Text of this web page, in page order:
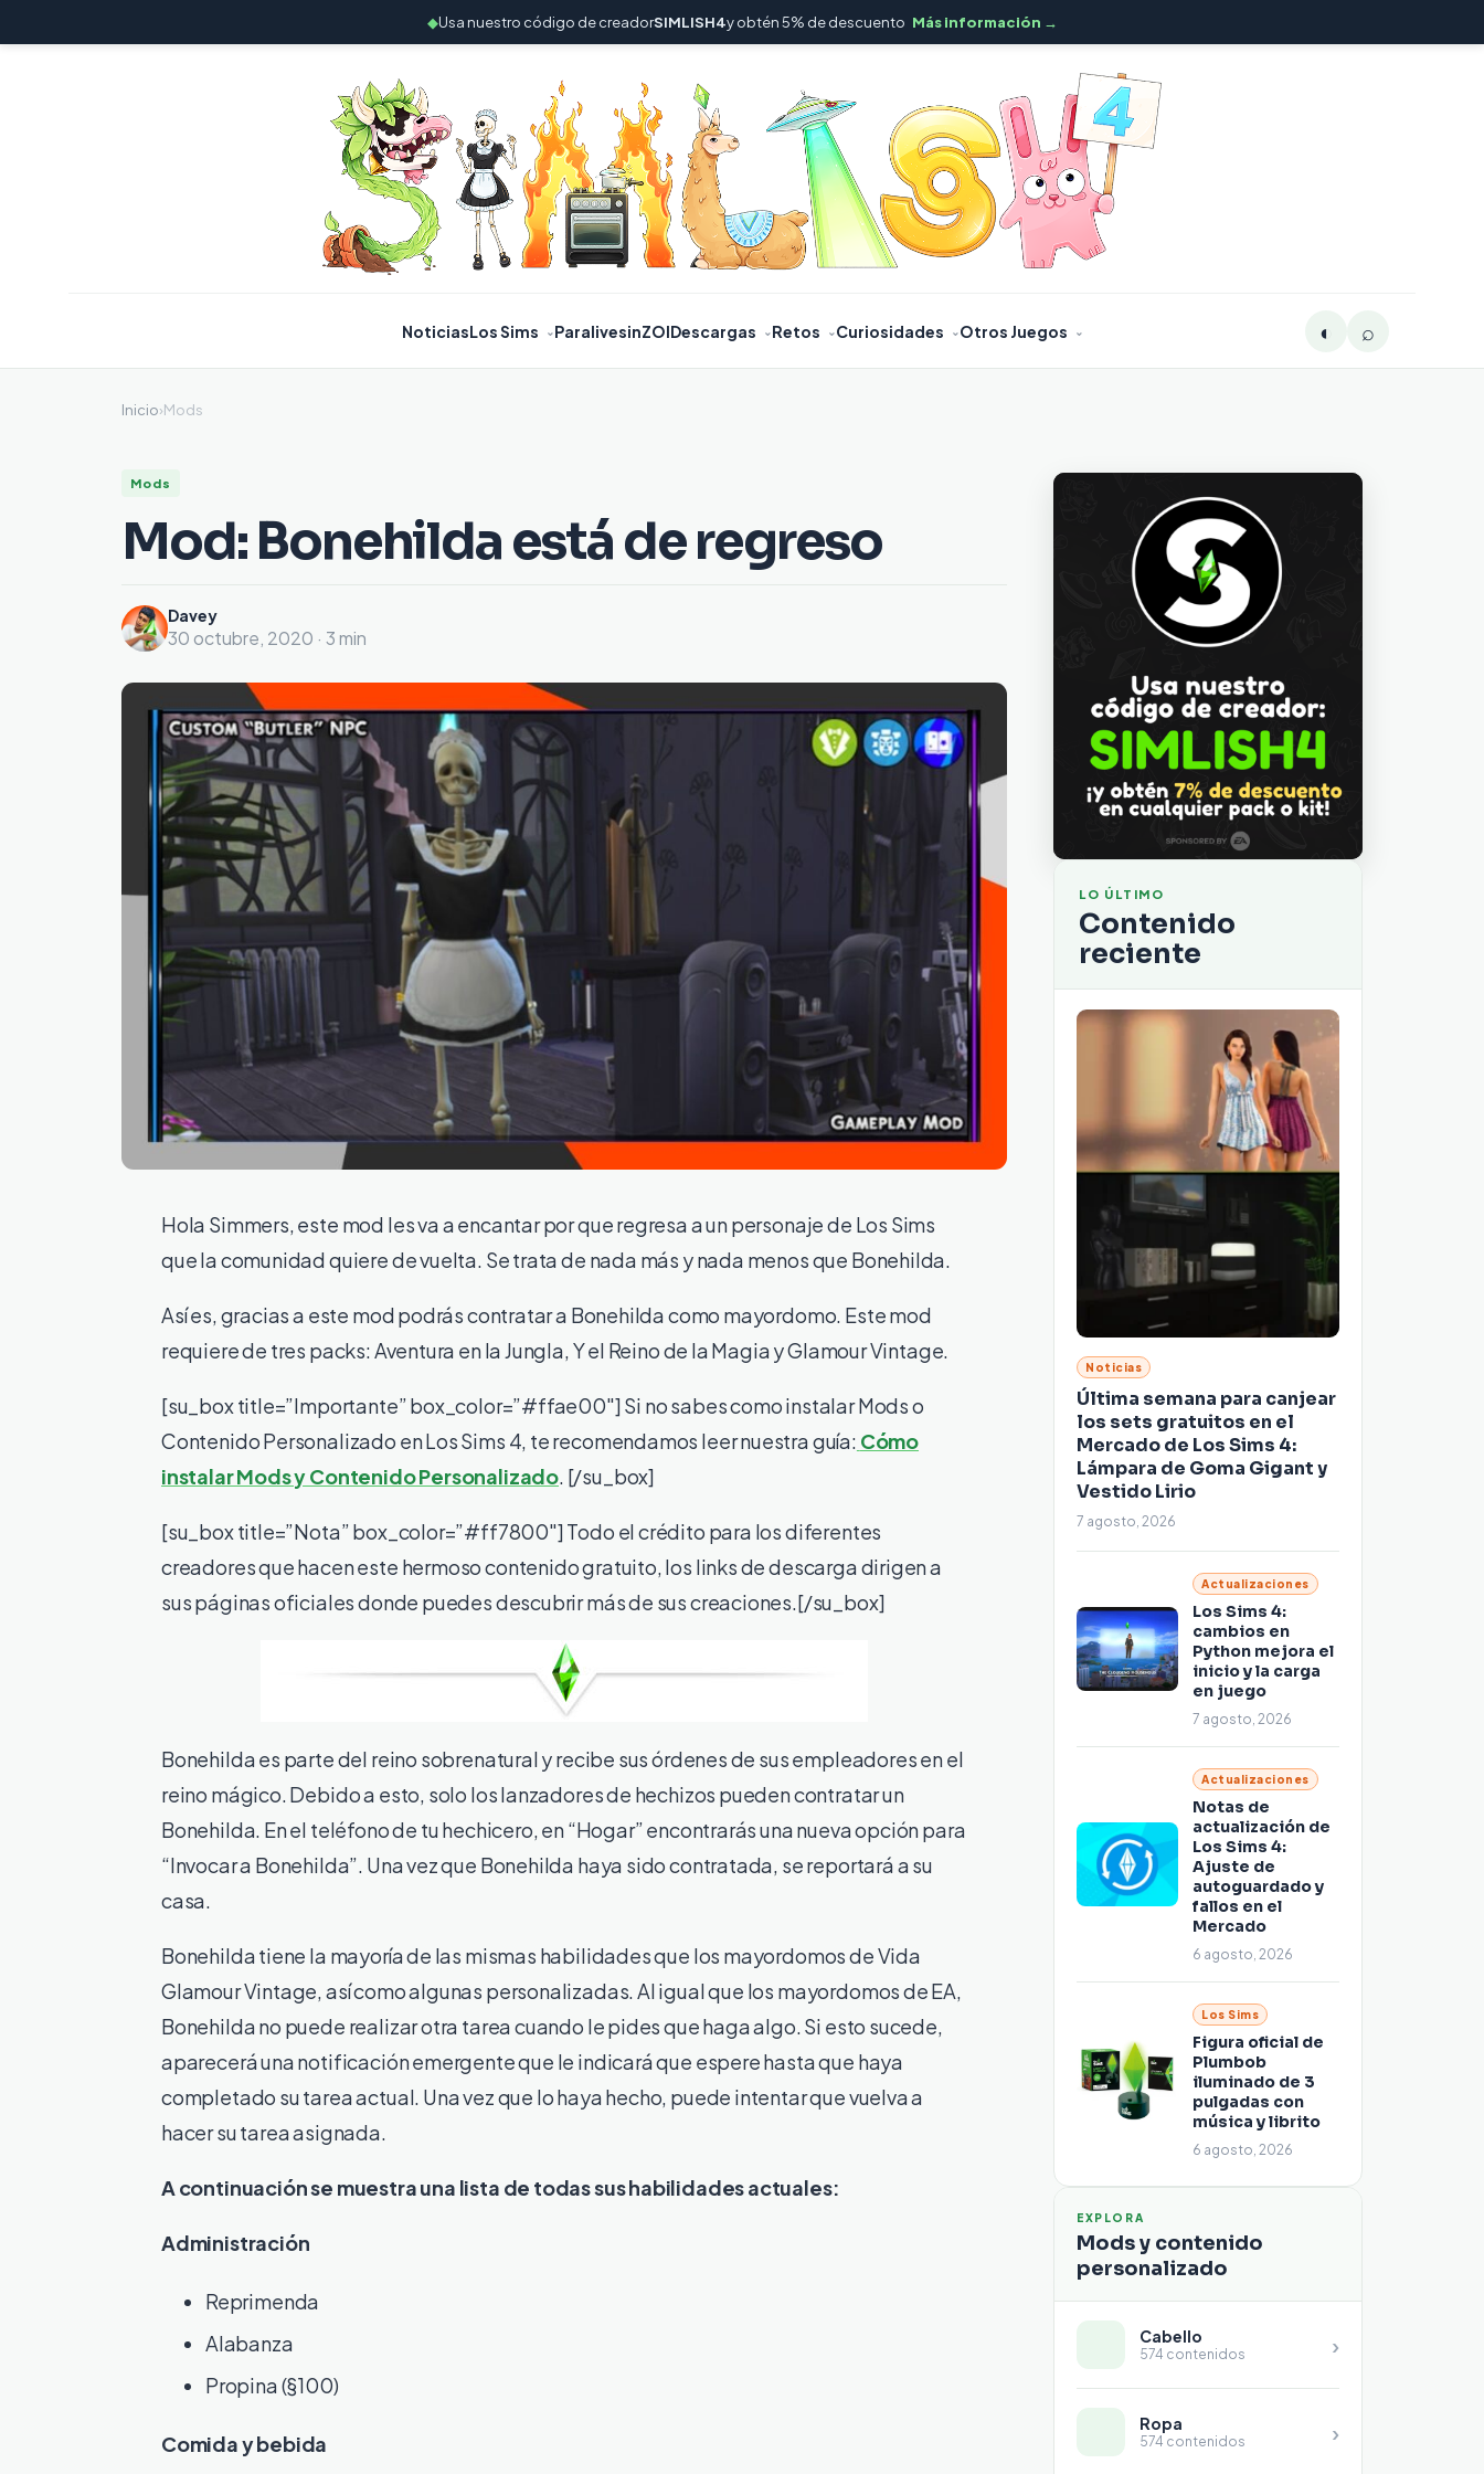
◆Usa nuestro código de creadorSIMLISH4y obtén 5% de descuento Más información →
NoticiasLos Sims ParalivesinZOIDescargas Retos Curiosidades Otros Juegos ◐ ⌕
Inicio›Mods
Mods
Mod: Bonehilda está de regreso
Davey
30 octubre, 2020 · 3 min
Hola Simmers, este mod les va a encantar por que regresa a un personaje de Los Sims
que la comunidad quiere de vuelta. Se trata de nada más y nada menos que Bonehilda.
Así es, gracias a este mod podrás contratar a Bonehilda como mayordomo. Este mod
requiere de tres packs: Aventura en la Jungla, Y el Reino de la Magia y Glamour Vintage.
[su_box title=”Importante” box_color=”#ffae00″] Si no sabes como instalar Mods o
Contenido Personalizado en Los Sims 4, te recomendamos leer nuestra guía: Cómo
instalar Mods y Contenido Personalizado. [/su_box]
[su_box title=”Nota” box_color=”#ff7800″] Todo el crédito para los diferentes
creadores que hacen este hermoso contenido gratuito, los links de descarga dirigen a
sus páginas oficiales donde puedes descubrir más de sus creaciones.[/su_box]
Bonehilda es parte del reino sobrenatural y recibe sus órdenes de sus empleadores en el
reino mágico. Debido a esto, solo los lanzadores de hechizos pueden contratar un
Bonehilda. En el teléfono de tu hechicero, en “Hogar” encontrarás una nueva opción para
“Invocar a Bonehilda”. Una vez que Bonehilda haya sido contratada, se reportará a su
casa.
Bonehilda tiene la mayoría de las mismas habilidades que los mayordomos de Vida
Glamour Vintage, así como algunas personalizadas. Al igual que los mayordomos de EA,
Bonehilda no puede realizar otra tarea cuando le pides que haga algo. Si esto sucede,
aparecerá una notificación emergente que le indicará que espere hasta que haya
completado su tarea actual. Una vez que lo haya hecho, puede intentar que vuelva a
hacer su tarea asignada.
A continuación se muestra una lista de todas sus habilidades actuales:
Administración
Reprimenda
Alabanza
Propina (§100)
Comida y bebida
LO ÚLTIMO
Contenido
reciente
Noticias
Última semana para canjear
los sets gratuitos en el
Mercado de Los Sims 4:
Lámpara de Goma Gigant y
Vestido Lirio
7 agosto, 2026
Actualizaciones
Los Sims 4:
cambios en
Python mejora el
inicio y la carga
en juego
7 agosto, 2026
Actualizaciones
Notas de
actualización de
Los Sims 4:
Ajuste de
autoguardado y
fallos en el
Mercado
6 agosto, 2026
Los Sims
Figura oficial de
Plumbob
iluminado de 3
pulgadas con
música y librito
6 agosto, 2026
EXPLORA
Mods y contenido
personalizado
Cabello
574 contenidos ›
Ropa
574 contenidos ›